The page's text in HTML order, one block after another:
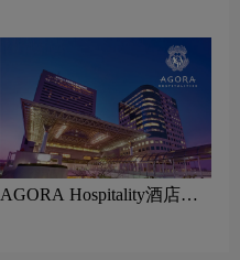
AGORA Hospitality酒店标